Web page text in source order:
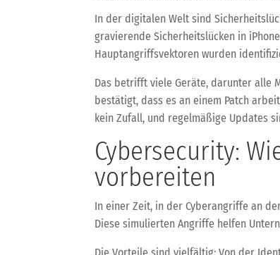
In der digitalen Welt sind
gravierende Sicherheitslücken in
Hauptangriffsvektoren wurden
Das betrifft viele Geräte, darunter alle
bestätigt, dass es an einem Patch
kein Zufall, und regelmäßige Updates
Cybersecurity:
vorbereiten
In einer Zeit, in der Cyberangriffe an
Diese simulierten Angriffe helfen